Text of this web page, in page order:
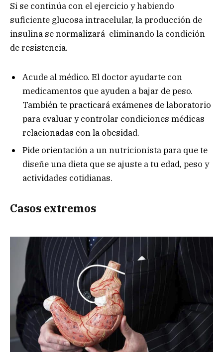
Si se continúa con el ejercicio y habiendo
suficiente glucosa intracelular, la producción de
insulina se normalizará eliminando la condición
de resistencia.
Acude al médico. El doctor ayudarte con
medicamentos que ayuden a bajar de peso.
También te practicará exámenes de laboratorio
para evaluar y controlar condiciones médicas
relacionadas con la obesidad.
Pide orientación a un nutricionista para que te
diseñe una dieta que se ajuste a tu edad, peso y
actividades cotidianas.
Casos extremos